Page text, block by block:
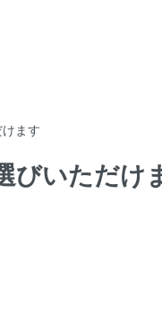
ます
びいただけ